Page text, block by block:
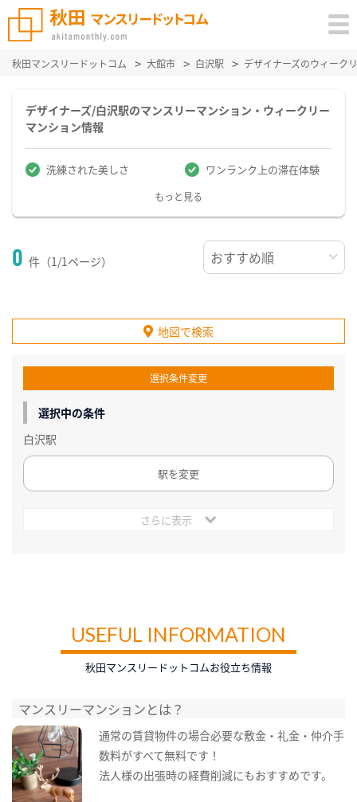
秋田マンスリードットコム 大館市 白沢駅 デザイナーズのウィーク
デザイナーズ/白沢駅のマンスリーマンション・ウィークリー
マンション情報
洗練された美しさ ワンランク上の滞在体験
もっと見る
0 件（1/1ページ）
地図で検索
選択条件変更
選択中の条件
白沢駅
駅を変更
さらに表示
USEFUL INFORMATION
秋田マンスリードットコムお役立ち情報
マンスリーマンションとは？
通常の賃貸物件の場合必要な敷金・礼金・仲介手
数料がすべて無料です！
法人様の出張時の経費削減にもおすすめです。